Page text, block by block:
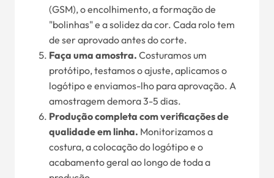
(GSM), o encolhimento, a formação de
"bolinhas" e a solidez da cor. Cada rolo tem
de ser aprovado antes do corte.
Faça uma amostra. Costuramos um
protótipo, testamos o ajuste, aplicamos o
logótipo e enviamos-lho para aprovação. A
amostragem demora 3-5 dias.
Produção completa com verificações de
qualidade em linha. Monitorizamos a
costura, a colocação do logótipo e o
acabamento geral ao longo de toda a